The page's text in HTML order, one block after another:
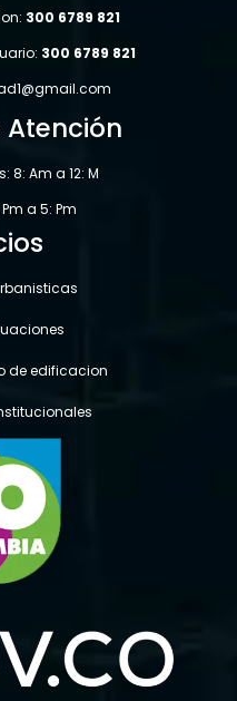
300 6789 821
300 6789 821
Atención
8: Am a 12: M
a 5: Pm
de edificacion